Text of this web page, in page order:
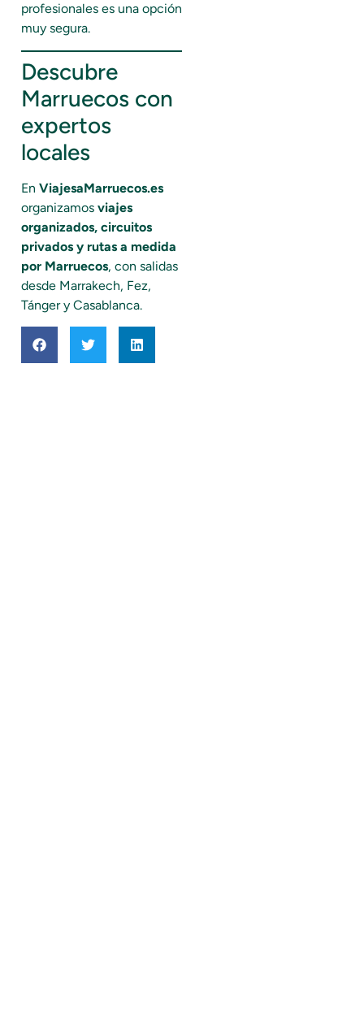
profesionales es una opción
muy segura.
Descubre
Marruecos con
expertos
locales
En ViajesaMarruecos.es
organizamos viajes
organizados, circuitos
privados y rutas a medida
por Marruecos, con salidas
desde Marrakech, Fez,
Tánger y Casablanca.